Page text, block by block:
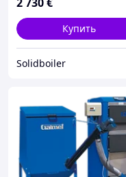
Купить
Solidboiler